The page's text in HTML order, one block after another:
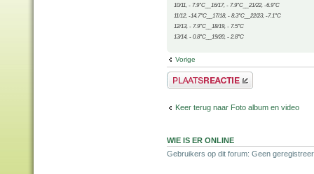
10/11, - 7.9°C__16/17, - 7.9°C__21/22, -6.9°C
11/12, -14.7°C__17/18, - 8.3°C__22/23, -7.1°C
12/13, - 7.9°C__18/19, - 7.5°C
13/14, - 0.8°C__19/20, - 2.8°C
Vorige
Plaats een reactie
Keer terug naar Foto album en video
WIE IS ER ONLINE
Gebruikers op dit forum: Geen